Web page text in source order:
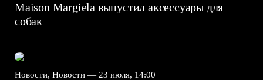
Maison Margiela выпустил аксессуары для
собак
Новости, Новости — 23 июля, 14:00